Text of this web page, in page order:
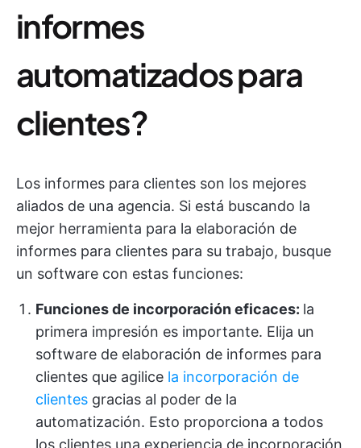
informes
automatizados para
clientes?
Los informes para clientes son los mejores
aliados de una agencia. Si está buscando la
mejor herramienta para la elaboración de
informes para clientes para su trabajo, busque
un software con estas funciones:
Funciones de incorporación eficaces: la
primera impresión es importante. Elija un
software de elaboración de informes para
clientes que agilice la incorporación de
clientes gracias al poder de la
automatización. Esto proporciona a todos
los clientes una experiencia de incorporación